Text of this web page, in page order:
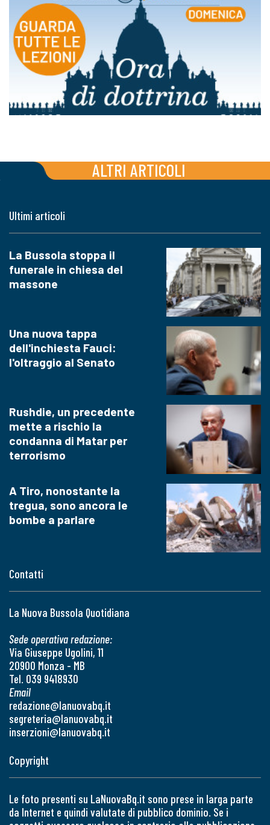
ALTRI ARTICOLI
Contatti
La Nuova Bussola Quotidiana
Sede operativa redazione:
Via Giuseppe Ugolini, 11
20900 Monza - MB
Tel. 039 9418930
Email
redazione@lanuovabq.it
segreteria@lanuovabq.it
inserzioni@lanuovabq.it
Ultimi articoli
La Bussola stoppa il
funerale in chiesa del
massone
Una nuova tappa
dell'inchiesta Fauci:
l'oltraggio al Senato
Rushdie, un precedente
mette a rischio la
condanna di Matar per
terrorismo
A Tiro, nonostante la
tregua, sono ancora le
bombe a parlare
Copyright
Le foto presenti su LaNuovaBq.it sono prese in larga parte
da Internet e quindi valutate di pubblico dominio. Se i